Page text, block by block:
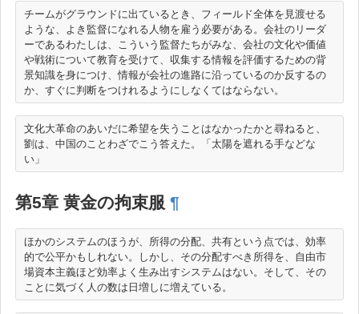
チームがグラウンドに出ているとき、フィールド全体を見渡せる
ような、よき監督になれる人物を雇う必要がある。会社のリーダ
ーであるわたしは、こういう監督たちがみな、会社の文化や価値
や戦術について教育を受けて、収集する情報を評価するための背
景知識を身につけ、情報が会社の進路に沿っているのか反するの
文化大革命のあいだに希望を失うことはなかったかと尋ねると、
劉は、中国のことわざでこう答えた。「太陽を遮れる手などな
第5章 黄金の拘束服 ¶
ほかのシステムのほうが、所得の分配、共有という点では、効率
的で公平かもしれない。しかし、その分配すべき所得を、自由市
場資本主義ほど効率よく生み出すシステムはない。そして、その